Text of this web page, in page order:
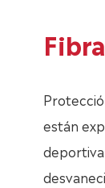
están